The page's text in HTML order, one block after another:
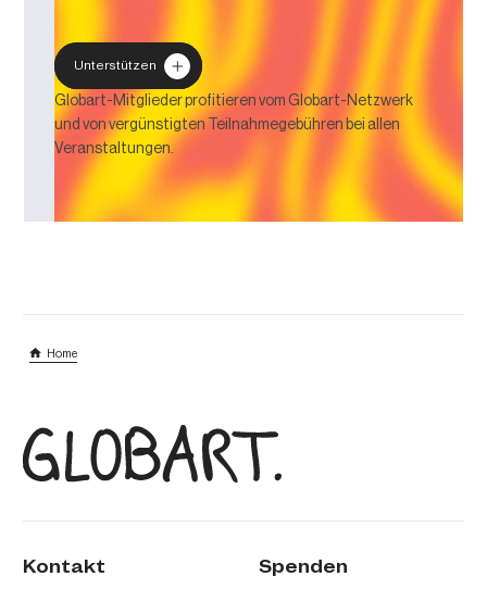
Unterstützen
Globart-Mitglieder profitieren vom Globart-Netzwerk
und von vergünstigten Teilnahmegebühren bei allen
Veranstaltungen.
Home
Kontakt Spenden